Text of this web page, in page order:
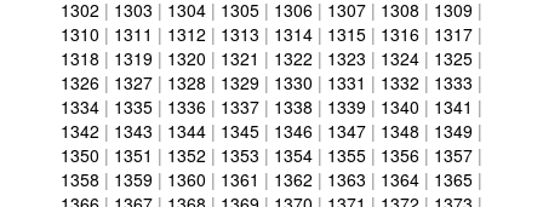
1302 | 1303 | 1304 | 1305 | 1306 | 1307 | 1308 | 1309 |
1310 | 1311 | 1312 | 1313 | 1314 | 1315 | 1316 | 1317 |
1318 | 1319 | 1320 | 1321 | 1322 | 1323 | 1324 | 1325 |
1326 | 1327 | 1328 | 1329 | 1330 | 1331 | 1332 | 1333 |
1334 | 1335 | 1336 | 1337 | 1338 | 1339 | 1340 | 1341 |
1342 | 1343 | 1344 | 1345 | 1346 | 1347 | 1348 | 1349 |
1350 | 1351 | 1352 | 1353 | 1354 | 1355 | 1356 | 1357 |
1358 | 1359 | 1360 | 1361 | 1362 | 1363 | 1364 | 1365 |